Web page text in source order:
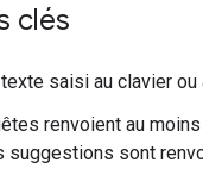
clés
saisi au clavier ou
renvoient au
suggestions sont